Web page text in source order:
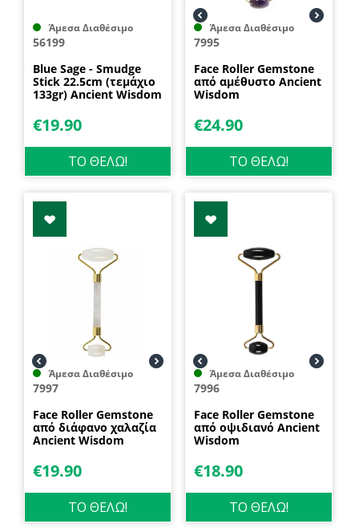
Άμεσα Διαθέσιμο
56199
Blue Sage - Smudge
Stick 22.5cm (τεμάχιο
133gr) Ancient Wisdom
€19.90
ΤΟ ΘΕΛΩ!
Άμεσα Διαθέσιμο
7995
Face Roller Gemstone
από αμέθυστο Ancient
Wisdom
€24.90
ΤΟ ΘΕΛΩ!
Άμεσα Διαθέσιμο
7997
Face Roller Gemstone
από διάφανο χαλαζία
Ancient Wisdom
€19.90
ΤΟ ΘΕΛΩ!
Άμεσα Διαθέσιμο
7996
Face Roller Gemstone
από οψιδιανό Ancient
Wisdom
€18.90
ΤΟ ΘΕΛΩ!